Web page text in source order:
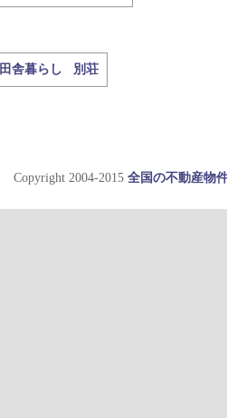
田舎暮らし 別荘
Copyright 2004-2015 全国の不動産物